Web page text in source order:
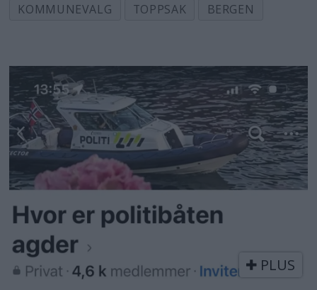
KOMMUNEVALG
TOPPSAK BERGEN
PLUS